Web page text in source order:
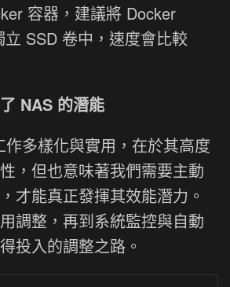
容器，建議將 Docker
SSD 卷中，速度會比較
NAS 的潛能
多樣化與實用，在於其高度
，但也意味著我們需要主動
才能真正發揮其效能潛力。
調整，再到系統監控與自動
投入的調整之路。